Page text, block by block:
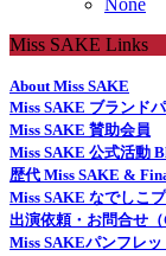
None
Miss SAKE Links
About Miss SAKE
Miss SAKE ブランド
Miss SAKE 賛助会員
Miss SAKE 公式活動
歴代 Miss SAKE &
Miss SAKE なでしこ
出演依頼・お問合せ（
Miss SAKEパンフレッ